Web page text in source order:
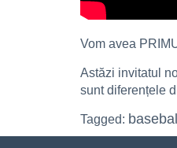
Vom avea
Astăzi invitatul
sunt diferențele
Tagged: baseball